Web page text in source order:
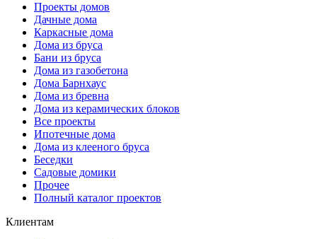
Проекты домов
Дачные дома
Каркасные дома
Дома из бруса
Бани из бруса
Дома из газобетона
Дома Барнхаус
Дома из бревна
Дома из керамических блоков
Все проекты
Ипотечные дома
Дома из клееного бруса
Беседки
Садовые домики
Прочее
Полный каталог проектов
Клиентам